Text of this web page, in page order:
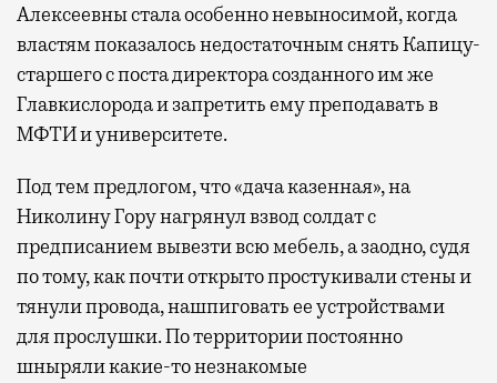
Алексеевны стала особенно невыносимой, когда
властям показалось недостаточным снять Капицу-
старшего с поста директора созданного им же
Главкислорода и запретить ему преподавать в
МФТИ и университете.
Под тем предлогом, что «дача казенная», на
Николину Гору нагрянул взвод солдат с
предписанием вывезти всю мебель, а заодно, судя
по тому, как почти открыто простукивали стены и
тянули провода, нашпиговать ее устройствами
для прослушки. По территории постоянно
шныряли какие-то незнакомые